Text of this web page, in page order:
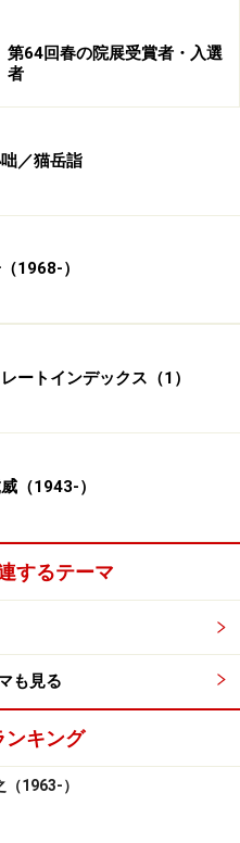
館／愛知県美術館／滋賀
館／愛媛県立美術館／倉
佐久市立近代美術館／松
／ふくやま美術館／新見
館
松本市立美術館
佐久市立近代美術館／白
秋田県立近代美術館
群馬県立近代美術館
館／世田谷美術館／山種
諏訪北澤美術館
北九州市立美術館
最新の内容をご確認くださ
第64回春の院展受賞者・入選
者
／猫岳詣
1968-）
ートインデックス（1）
（1943-）
するテーマ
も見る
ンキング
1963-）